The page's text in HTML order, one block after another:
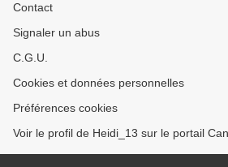
Contact
Signaler un abus
C.G.U.
Cookies et données personnelles
Préférences cookies
Voir le profil de Heidi_13 sur le portail